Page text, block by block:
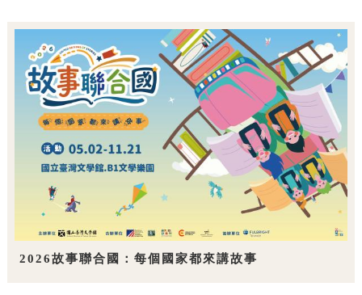
2026故事聯合國：每個國家都來講故事